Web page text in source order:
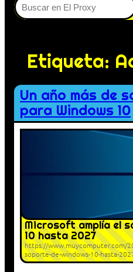
Etiqueta:
Un año más de
para Windows 10
Microsoft amplía el
10 hasta 2027
https://www.muycomputer.com/
soporte-de-windows-10-hasta-